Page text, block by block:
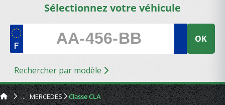
Sélectionnez votre véhicule
OK
Rechercher par modèle
MERCEDES Classe CLA